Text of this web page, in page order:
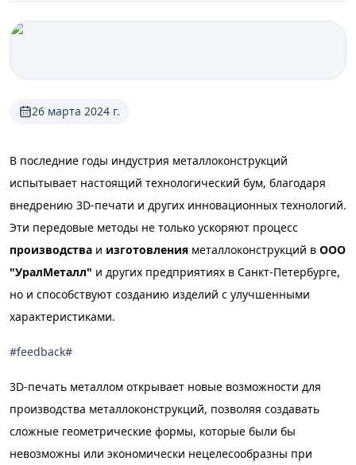
26 марта 2024 г.
В последние годы индустрия металлоконструкций
испытывает настоящий технологический бум, благодаря
внедрению 3D-печати и других инновационных технологий.
Эти передовые методы не только ускоряют процесс
производства и изготовления металлоконструкций в ООО
"УралМеталл" и других предприятиях в Санкт-Петербурге,
но и способствуют созданию изделий с улучшенными
характеристиками.
#feedback#
3D-печать металлом открывает новые возможности для
производства металлоконструкций, позволяя создавать
сложные геометрические формы, которые были бы
невозможны или экономически нецелесообразны при